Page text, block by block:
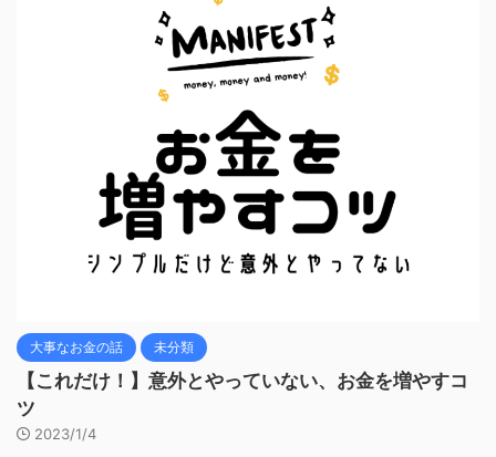
大事なお金の話 未分類
【これだけ！】意外とやっていない、お金を増やすコ
ツ
2023/1/4